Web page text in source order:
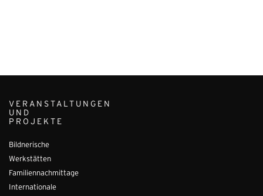
VERANSTALTUNGEN
UND
PROJEKTE
Bildnerische
Werkstätten
Familiennachmittage
Internationale